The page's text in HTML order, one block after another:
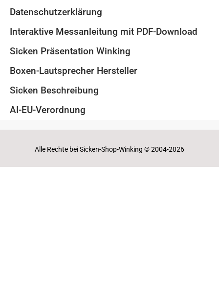
Datenschutzerklärung
Interaktive Messanleitung mit PDF-Download
Sicken Präsentation Winking
Boxen-Lautsprecher Hersteller
Sicken Beschreibung
AI-EU-Verordnung
Alle Rechte bei Sicken-Shop-Winking © 2004-2026